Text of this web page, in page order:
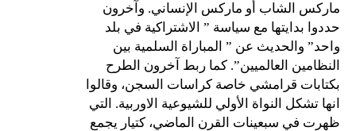
ماركس الشاب أو ماركس الإنساني. وآخرون
حددوا بدايتها مع سياسة ” الاشتراكية في بلد
واحد” والحديث عن ” المباراة السلمية بين
النظامين العالميين”. كما ربط آخرون الطرح
بكتابات قرامشي خاصة كراسات السجن، وقالوا
انها تشكل النواة الأولي للشيوعية الاوربية. التي
ظهرت في سبعينات القرن الماضي، كتيار يجمع